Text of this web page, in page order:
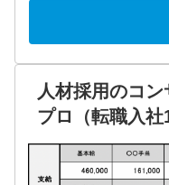
人材採用のコ
プロ（転職入社